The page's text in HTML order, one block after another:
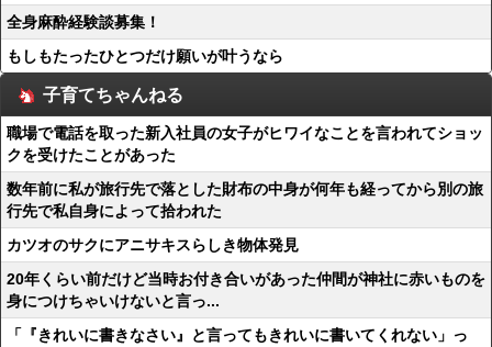
全身麻酔経験談募集！
もしもたったひとつだけ願いが叶うなら
子育てちゃんねる
職場で電話を取った新入社員の女子がヒワイなことを言われてショッ
クを受けたことがあった
数年前に私が旅行先で落とした財布の中身が何年も経ってから別の旅
行先で私自身によって拾われた
カツオのサクにアニサキスらしき物体発見
20年くらい前だけど当時お付き合いがあった仲間が神社に赤いものを
身につけちゃいけないと言っ...
「『きれいに書きなさい』と言ってもきれいに書いてくれない」っ